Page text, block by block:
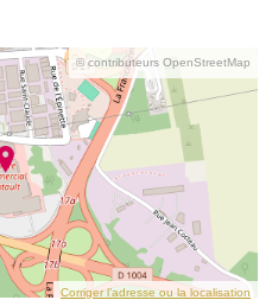
© contributeurs OpenStreetMap
Corriger l’adresse ou la localisation